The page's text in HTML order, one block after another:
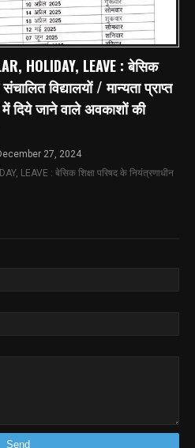
HOLIDAY, LEAVE : बेसिक
विद्यालयों / मान्यता प्राप्त
में दिये जाने वाले अवकाशों की
27, 2024
LEAVE : बेसिक शिक्षा परिषद के नियंत्रणाधीन